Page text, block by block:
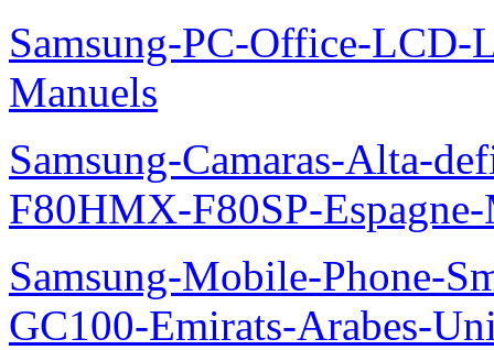
Samsung-PC-Office-
Manuels
Samsung-Camaras-Alta-
F80HMX-F80SP-
Samsung-Mobile-Phone-
GC100-Emirats-Arabes-